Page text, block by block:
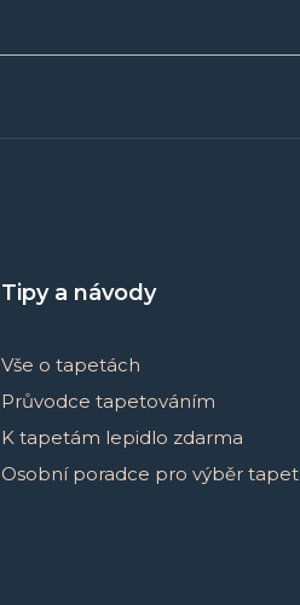
Tipy a návody
Vše o tapetách
Průvodce tapetováním
K tapetám lepidlo zdarma
Osobní poradce pro výběr tapet